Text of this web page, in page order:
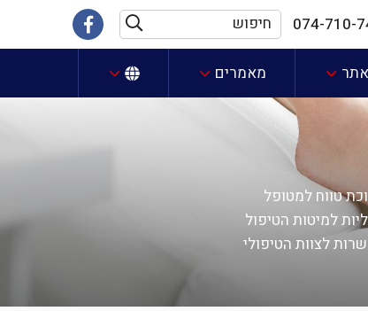
074-710- חיפוש חיפוש
קישור
לעמוד
מאמרים
טווח למטופל
למיטות הטיפול
לצוות הטיפולי